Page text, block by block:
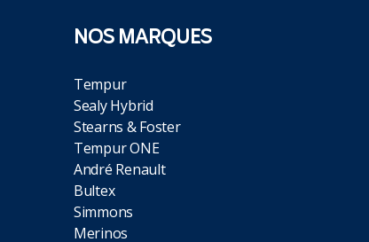
NOS MARQUES
Tempur
Sealy Hybrid
Stearns & Foster
Tempur ONE
André Renault
Bultex
Simmons
Merinos